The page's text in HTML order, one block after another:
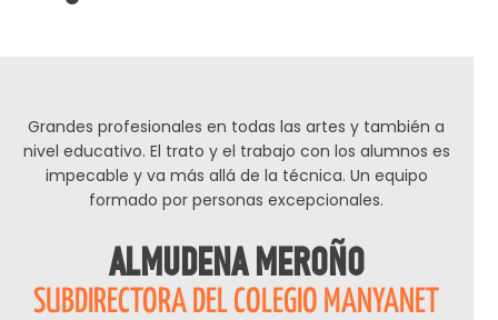
Grandes profesionales en todas las artes y también a
nivel educativo. El trato y el trabajo con los alumnos es
impecable y va más allá de la técnica. Un equipo
formado por personas excepcionales.
ALMUDENA MEROÑO
SUBDIRECTORA DEL COLEGIO MANYANET